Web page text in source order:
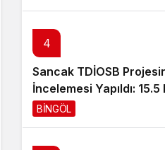
4
Sancak TDİOSB
İncelemesi Yapıldı:
Dev Yatırım
BİNGÖL